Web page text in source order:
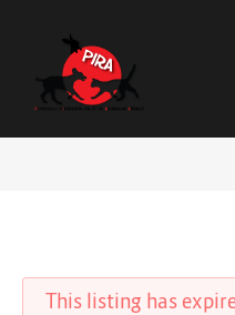
This listing has